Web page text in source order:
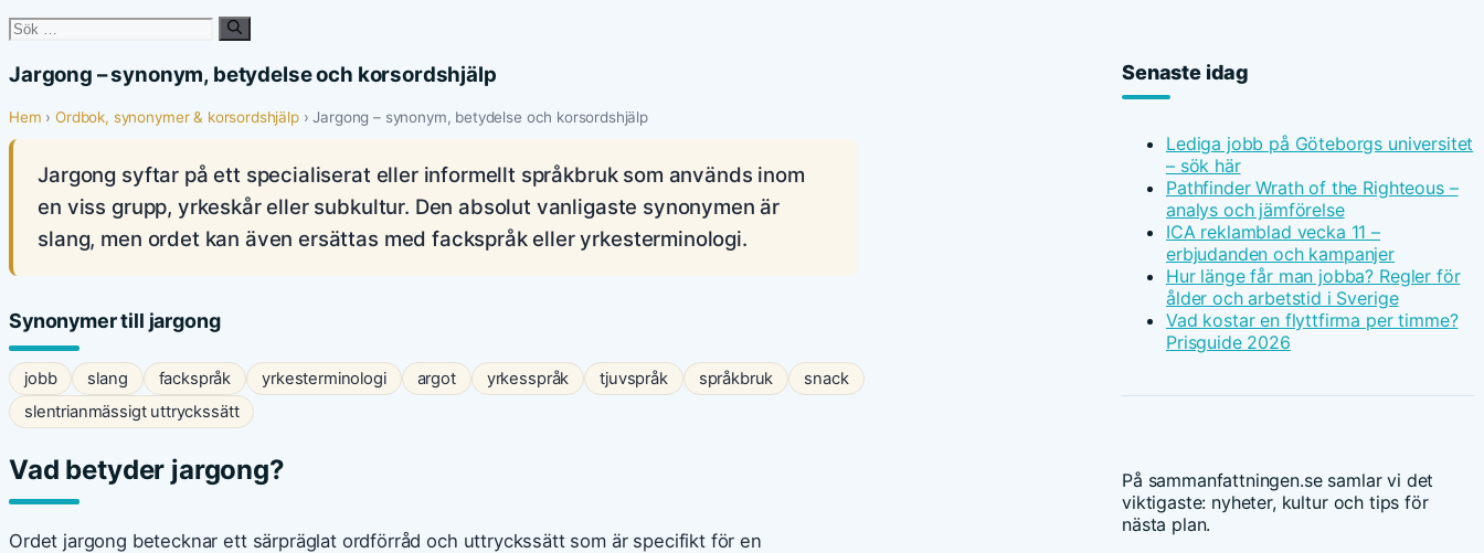
Sök
Jargong – synonym, betydelse och korsordshjälp
Hem ›Ordbok, synonymer & korsordshjälp› Jargong – synonym, betydelse och korsordshjälp
Jargong syftar på ett specialiserat eller informellt språkbruk som används inom
en viss grupp, yrkeskår eller subkultur. Den absolut vanligaste synonymen är
slang, men ordet kan även ersättas med fackspråk eller yrkesterminologi.
Synonymer till jargong
jobb slang fackspråk yrkesterminologi argot yrkesspråk tjuvspråk språkbruk
snack
slentrianmässigt uttryckssätt
Vad betyder jargong?
Ordet jargong betecknar ett särpräglat ordförråd och uttryckssätt som är specifikt för en
Senaste idag
Lediga jobb på Göteborgs universitet
– sök här
Pathfinder Wrath of the Righteous –
analys och jämförelse
ICA reklamblad vecka 11 –
erbjudanden och kampanjer
Hur länge får man jobba? Regler för
ålder och arbetstid i Sverige
Vad kostar en flyttfirma per timme?
Prisguide 2026
På sammanfattningen.se samlar vi det
viktigaste: nyheter, kultur och tips för
nästa plan.